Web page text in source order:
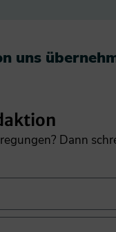
uns
Dann